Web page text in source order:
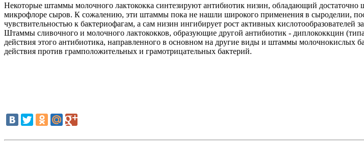
Некоторые штаммы молочного лактококка синтезируют антибиотик низин, обладающий
микрофлоре сыров. К сожалению, эти штаммы пока не нашли широкого применения в сыроделии,
чувствительностью к бактериофагам, а сам низин ингибирует рост активных кислотообразователей
Штаммы сливочного и молочного лактококков, образующие другой антибиотик - диплококкцин
действия этого антибиотика, направленного в основном на другие виды и штаммы
действия против грамположительных и грамотрицательных бактерий.